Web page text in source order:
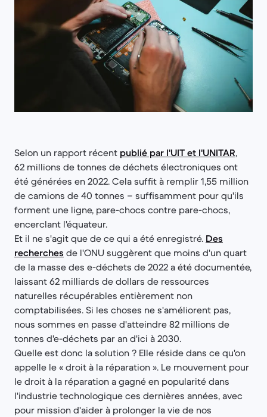
Selon un rapport récent publié par l'UIT et l'UNITAR,
62 millions de tonnes de déchets électroniques ont
été générées en 2022. Cela suffit à remplir 1,55 million
de camions de 40 tonnes – suffisamment pour qu'ils
forment une ligne, pare-chocs contre pare-chocs,
encerclant l'équateur.
Et il ne s'agit que de ce qui a été enregistré. Des
recherches de l'ONU suggèrent que moins d'un quart
de la masse des e-déchets de 2022 a été documentée,
laissant 62 milliards de dollars de ressources
naturelles récupérables entièrement non
comptabilisées. Si les choses ne s'améliorent pas,
nous sommes en passe d'atteindre 82 millions de
tonnes d'e-déchets par an d'ici à 2030.
Quelle est donc la solution ? Elle réside dans ce qu'on
appelle le « droit à la réparation ». Le mouvement pour
le droit à la réparation a gagné en popularité dans
l'industrie technologique ces dernières années, avec
pour mission d'aider à prolonger la vie de nos